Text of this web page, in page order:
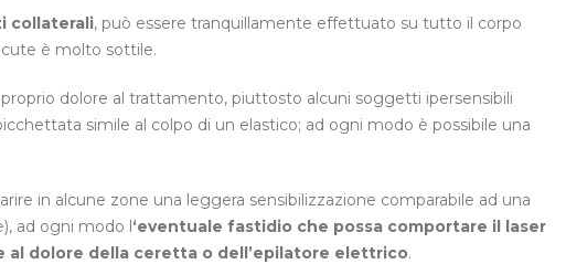
collaterali, può essere tranquillamente effettuato su tutto il corpo
è molto sottile.
dolore al trattamento, piuttosto alcuni soggetti ipersensibili
simile al colpo di un elastico; ad ogni modo è possibile una
in alcune zone una leggera sensibilizzazione comparabile ad una
ad ogni modo l‘eventuale fastidio che possa comportare il laser
al dolore della ceretta o dell’epilatore elettrico.